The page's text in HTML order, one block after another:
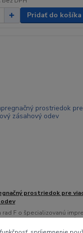
Pridať do košíka
prostriedok pre
rad F o špecializovanú
a oleofóbny